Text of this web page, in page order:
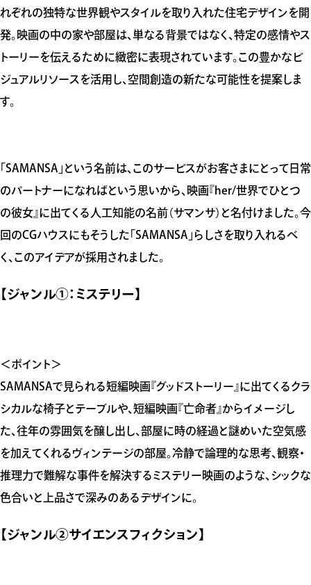
れぞれの独特な世界観やスタイルを取り入れた住宅デザインを開
発。映画の中の家や部屋は、単なる背景ではなく、特定の感情やス
トーリーを伝えるために緻密に表現されています。この豊かなビ
ジュアルリソースを活用し、空間創造の新たな可能性を提案しま
す。
「SAMANSA」という名前は、このサービスがお客さまにとって日常
のパートナーになればという思いから、映画『her/世界でひとつ
の彼女』に出てくる人工知能の名前（サマンサ）と名付けました。今
回のCGハウスにもそうした「SAMANSA」らしさを取り入れるべ
く、このアイデアが採用されました。
【ジャンル①：ミステリー】
＜ポイント＞
SAMANSAで見られる短編映画『グッドストーリー』に出てくるクラ
シカルな椅子とテーブルや、短編映画『亡命者』からイメージし
た、往年の雰囲気を醸し出し、部屋に時の経過と謎めいた空気感
を加えてくれるヴィンテージの部屋。冷静で論理的な思考、観察・
推理力で難解な事件を解決するミステリー映画のような、シックな
色合いと上品さで深みのあるデザインに。
【ジャンル②サイエンスフィクション】